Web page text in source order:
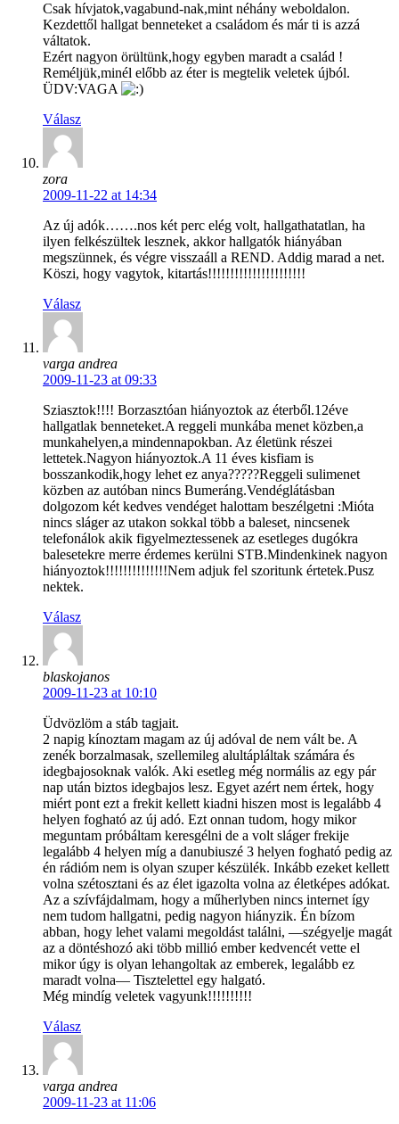
Csak hívjatok,vagabund-nak,mint néhány weboldalon.
Kezdettől hallgat benneteket a családom és már ti is azzá
váltatok.
Ezért nagyon örültünk,hogy egyben maradt a család !
Reméljük,minél előbb az éter is megtelik veletek újból.
ÜDV:VAGA
Válasz
zora
2009-11-22 at 14:34
Az új adók…….nos két perc elég volt, hallgathatatlan, ha
ilyen felkészültek lesznek, akkor hallgatók hiányában
megszünnek, és végre visszaáll a REND. Addig marad a net.
Köszi, hogy vagytok, kitartás!!!!!!!!!!!!!!!!!!!!!!
Válasz
varga andrea
2009-11-23 at 09:33
Sziasztok!!!! Borzasztóan hiányoztok az éterből.12éve
hallgatlak benneteket.A reggeli munkába menet közben,a
munkahelyen,a mindennapokban. Az életünk részei
lettetek.Nagyon hiányoztok.A 11 éves kisfiam is
bosszankodik,hogy lehet ez anya?????Reggeli sulimenet
közben az autóban nincs Bumeráng.Vendéglátásban
dolgozom két kedves vendéget halottam beszélgetni :Mióta
nincs sláger az utakon sokkal több a baleset, nincsenek
telefonálok akik figyelmeztessenek az esetleges dugókra
balesetekre merre érdemes kerülni STB.Mindenkinek nagyon
hiányoztok!!!!!!!!!!!!!!Nem adjuk fel szoritunk értetek.Pusz
nektek.
Válasz
blaskojanos
2009-11-23 at 10:10
Üdvözlöm a stáb tagjait.
2 napig kínoztam magam az új adóval de nem vált be. A
zenék borzalmasak, szellemileg alultápláltak számára és
idegbajosoknak valók. Aki esetleg még normális az egy pár
nap után biztos idegbajos lesz. Egyet azért nem értek, hogy
miért pont ezt a frekit kellett kiadni hiszen most is legalább 4
helyen fogható az új adó. Ezt onnan tudom, hogy mikor
meguntam próbáltam keresgélni de a volt sláger frekije
legalább 4 helyen míg a danubiuszé 3 helyen fogható pedig az
én rádióm nem is olyan szuper készülék. Inkább ezeket kellett
volna szétosztani és az élet igazolta volna az életképes adókat.
Az a szívfájdalmam, hogy a műherlyben nincs internet így
nem tudom hallgatni, pedig nagyon hiányzik. Én bízom
abban, hogy lehet valami megoldást találni, —szégyelje magát
az a döntéshozó aki több millió ember kedvencét vette el
mikor úgy is olyan lehangoltak az emberek, legalább ez
maradt volna— Tisztelettel egy halgató.
Még mindíg veletek vagyunk!!!!!!!!!!
Válasz
varga andrea
2009-11-23 at 11:06